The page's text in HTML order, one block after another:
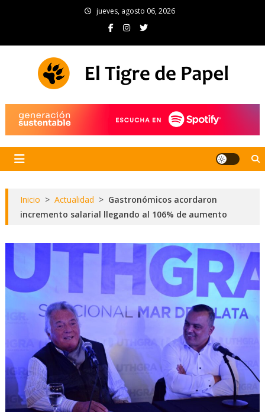
jueves, agosto 06, 2026
Inicio > Actualidad > Gastronómicos acordaron
incremento salarial llegando al 106% de aumento